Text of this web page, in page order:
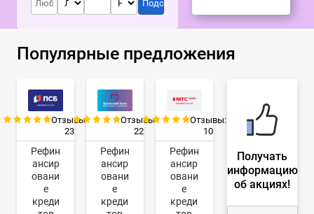
Популярные предложения
Отзывы:
23
Рефин
ансир
овани
е
креди
Отзывы:
22
Рефин
ансир
овани
е
креди
Отзывы:
10
Рефин
ансир
овани
е
креди
Получать
информацию
об акциях!